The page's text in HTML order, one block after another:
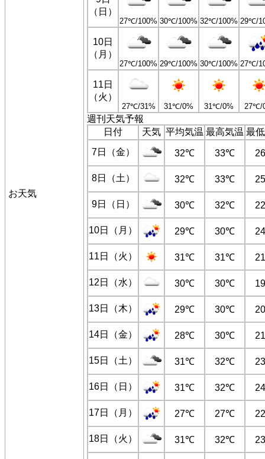
お天気
（日）
27℃/100% 30℃/100% 32℃/100% 29℃/
10日
（月）
27℃/100% 29℃/100% 30℃/100% 27℃/
11日
（火）
27℃/31% 31℃/0% 31℃/0% 27℃/
週刊天気予報
日付
天気 平均気温 最高気温 最
7日（金）
32℃ 33℃
8日（土） 32℃ 33℃
9日（日） 30℃ 32℃
10日（月） 29℃ 30℃
11日（火） 31℃ 31℃
12日（水） 30℃ 30℃
13日（木） 29℃ 30℃
14日（金） 28℃ 30℃
15日（土） 31℃ 32℃
16日（日） 31℃ 32℃
17日（月） 27℃ 27℃
18日（火） 31℃ 32℃